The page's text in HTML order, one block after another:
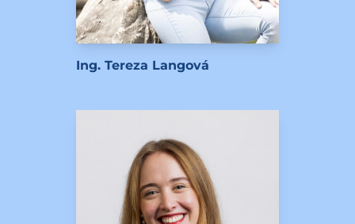
Ing. Tereza Langová